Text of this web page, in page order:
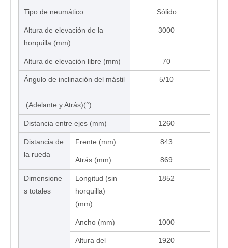
Tipo de neumático Sólido
Altura de elevación de la
horquilla (mm)
3000
Altura de elevación libre (mm) 70
Ángulo de inclinación del mástil
(Adelante y Atrás)(°)
5/10
Distancia entre ejes (mm) 1260
Distancia de
la rueda
Frente (mm) 843
Atrás (mm) 869
Dimensione
s totales
Longitud (sin
horquilla)
(mm)
1852
Ancho (mm) 1000
Altura del
1920